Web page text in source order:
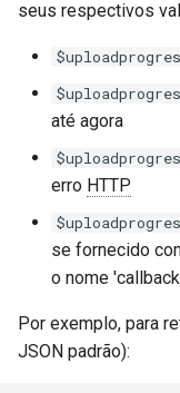
seus respectivos
até agora
erro HTTP
se fornecido
o nome
Por exemplo, para
JSON padrão):